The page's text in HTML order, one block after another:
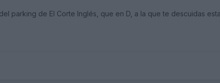
parking de El Corte Inglés, que en D, a la que te descuidas